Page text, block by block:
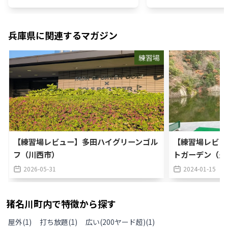
兵庫県に関連するマガジン
練習場
【練習場レビュー】多田ハイグリーンゴル
フ（川西市）
2026-05-31
【練習場レビ
トガーデン（
2024-01-15
猪名川町内で特徴から探す
屋外(1) 打ち放題(1) 広い(200ヤード超)(1)